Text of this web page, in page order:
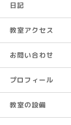
日記
教室アクセス
お問い合わせ
プロフィール
教室の設備